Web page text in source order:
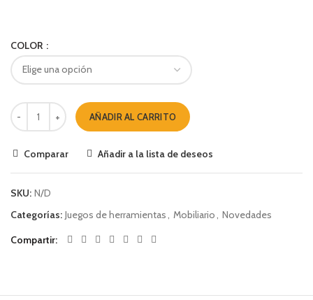
COLOR
AÑADIR AL CARRITO
Comparar Añadir a la lista de deseos
SKU: N/D
Categorías: Juegos de herramientas Mobiliario
Novedades
Compartir